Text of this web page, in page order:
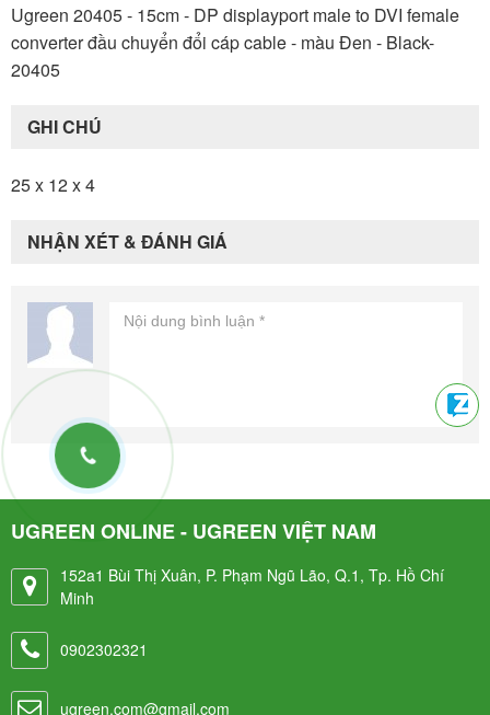
Ugreen 20405 - 15cm - DP displayport male to DVI female
converter đầu chuyển đổi cáp cable - màu Đen - Black-
20405
GHI CHÚ
25 x 12 x 4
NHẬN XÉT & ĐÁNH GIÁ
UGREEN ONLINE - UGREEN VIỆT NAM
152a1 Bùi Thị Xuân, P. Phạm Ngũ Lão, Q.1, Tp. Hồ Chí
Minh
0902302321
ugreen.com@gmail.com